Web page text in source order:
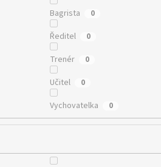
Bagrista 0
Ředitel 0
Trenér 0
Učitel 0
Vychovatelka 0